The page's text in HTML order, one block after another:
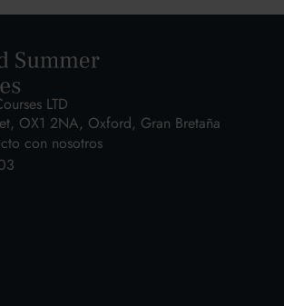
LTD
OX1 2NA, Oxford, Gran Bretaña
con nosotros